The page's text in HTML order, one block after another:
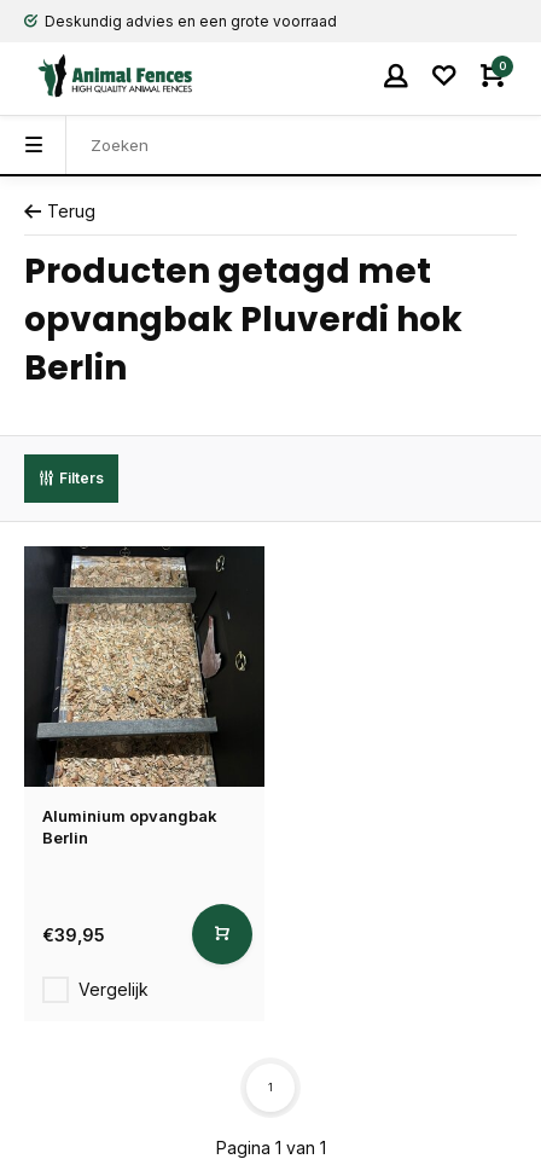
Deskundig advies en een grote voorraad
0
Terug
Producten getagd met
opvangbak Pluverdi hok
Berlin
Filters
Aluminium opvangbak
Berlin
€39,95
Vergelijk
Pagina 1 van 1
1